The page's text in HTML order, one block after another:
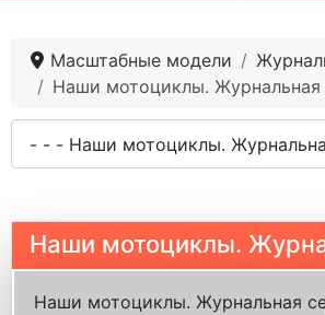
Масштабные модели
Наши мотоциклы.
Наши мотоциклы.
Наши мотоциклы. Журнальная